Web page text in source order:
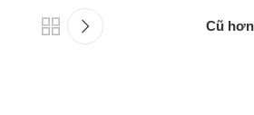
Cũ hơn